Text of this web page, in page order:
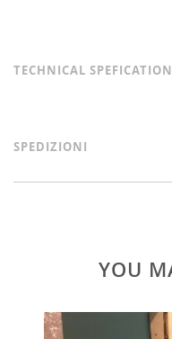
TECHNICAL SPEFICATION
SPEDIZIONI
YOU